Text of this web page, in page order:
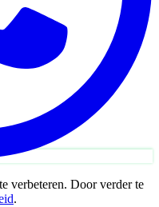
verbeteren. Door verder te
.